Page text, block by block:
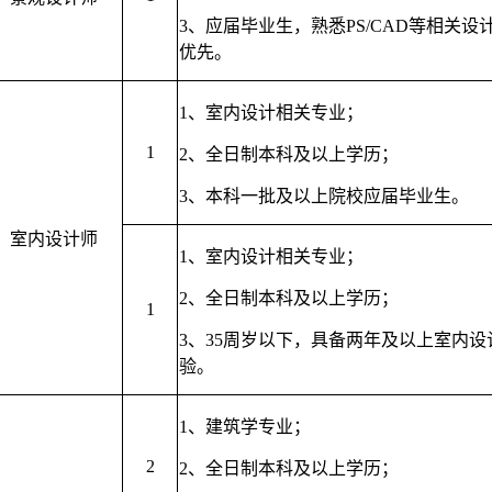
3、 应届毕业生，熟悉PS/CAD等相关设
优先。
室内设计师
1
1、 室内设计相关专业；
2、 全日制本科及以上学历；
3、 本科一批及以上院校应届毕业生。
1
1、 室内设计相关专业；
2、 全日制本科及以上学历；
3、 35周岁以下，具备两年及以上室内设
验。
2
1、 建筑学专业；
2、 全日制本科及以上学历；